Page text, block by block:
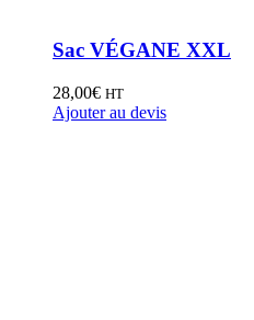
Sac VÉGANE XXL
28,00€ HT
Ajouter au devis